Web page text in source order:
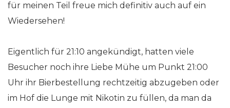
für meinen Teil freue mich definitiv auch auf ein
Wiedersehen!
Eigentlich für 21:10 angekündigt, hatten viele
Besucher noch ihre Liebe Mühe um Punkt 21:00
Uhr ihr Bierbestellung rechtzeitig abzugeben oder
im Hof die Lunge mit Nikotin zu füllen, da man da